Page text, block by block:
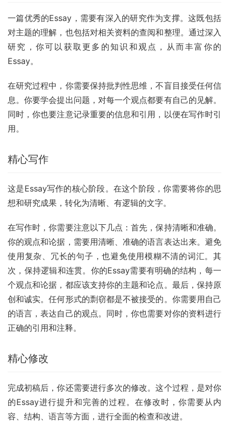
一篇优秀的Essay，需要有深入的研究作为支撑。这既包括
对主题的理解，也包括对相关资料的查阅和整理。通过深入
研究，你可以获取更多的知识和观点，从而丰富你的
Essay。
在研究过程中，你需要保持批判性思维，不盲目接受任何信
息。你要学会提出问题，对每一个观点都要有自己的见解。
同时，你也要注意记录重要的信息和引用，以便在写作时引
用。
精心写作
这是Essay写作的核心阶段。在这个阶段，你需要将你的思
想和研究成果，转化为清晰、有逻辑的文字。
在写作时，你需要注意以下几点：首先，保持清晰和准确。
你的观点和论据，需要用清晰、准确的语言表达出来。避免
使用复杂、冗长的句子，也避免使用模糊不清的词汇。其
次，保持逻辑和连贯。你的Essay需要有明确的结构，每一
个观点和论据，都应该支持你的主题和论点。最后，保持原
创和诚实。任何形式的剽窃都是不被接受的。你需要用自己
的语言，表达自己的观点。同时，你也需要对你的资料进行
正确的引用和注释。
精心修改
完成初稿后，你还需要进行多次的修改。这个过程，是对你
的Essay进行提升和完善的过程。在修改时，你需要从内
容、结构、语言等方面，进行全面的检查和改进。